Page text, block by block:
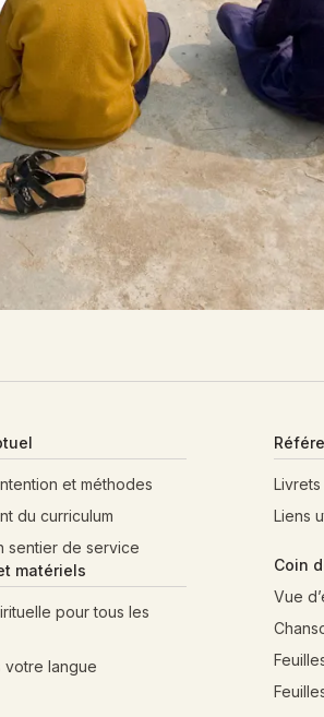
et méthodes
du curriculum
sentier de service
matériels
pour tous les
votre langue
Livrets
Liens
Coin
Vue